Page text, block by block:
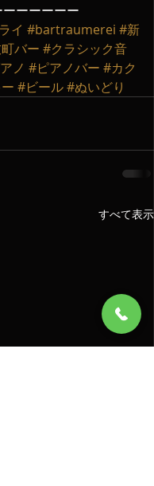
ーーーーー
イ #bartraumerei #新
バー #クラシック音
ノ #ピアノバー #カク
#ビール#ぬいどり
すべて表示